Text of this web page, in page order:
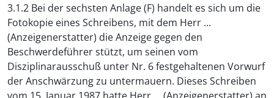
3.1.2 Bei der sechsten Anlage (F) handelt es sich um die
Fotokopie eines Schreibens, mit dem Herr ...
(Anzeigenerstatter) die Anzeige gegen den
Beschwerdeführer stützt, um seinen vom
Disziplinarausschuß unter Nr. 6 festgehaltenen Vorwurf
der Anschwärzung zu untermauern. Dieses Schreiben